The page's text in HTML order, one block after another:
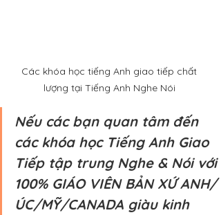
Các khóa học tiếng Anh giao tiếp chất
lượng tại Tiếng Anh Nghe Nói
Nếu các bạn quan tâm đến
các khóa học Tiếng Anh Giao
Tiếp tập trung Nghe & Nói với
100% GIÁO VIÊN BẢN XỨ ANH/
ÚC/MỸ/CANADA giàu kinh